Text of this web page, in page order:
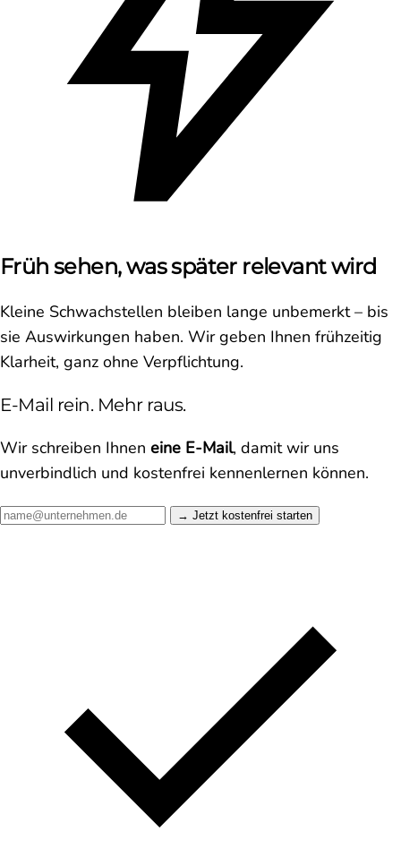
Früh sehen, was später relevant wird
Kleine Schwachstellen bleiben lange unbemerkt – bis
sie Auswirkungen haben. Wir geben Ihnen frühzeitig
Klarheit, ganz ohne Verpflichtung.
E-Mail rein. Mehr raus.
Wir schreiben Ihnen eine E-Mail, damit wir uns
unverbindlich und kostenfrei kennenlernen können.
Jetzt kostenfrei starten →